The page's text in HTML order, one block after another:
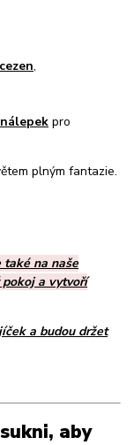
,
pro
plným fantazie.
také na naše
a vytvoří
aby